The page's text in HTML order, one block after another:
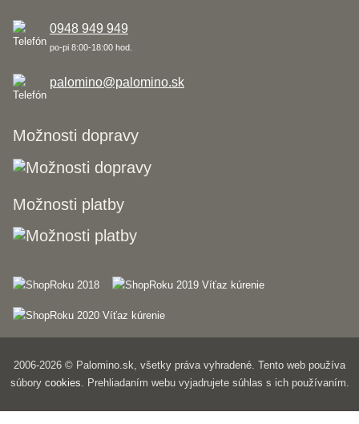
0948 949 949
po-pi 8:00-18:00 hod.
palomino@palomino.sk
Možnosti dopravy
Možnosti platby
2006-2026 © Palomino.sk, všetky práva vyhradené. Tento web používa
súbory cookies. Prehliadaním webu vyjadrujete súhlas s ich používaním.